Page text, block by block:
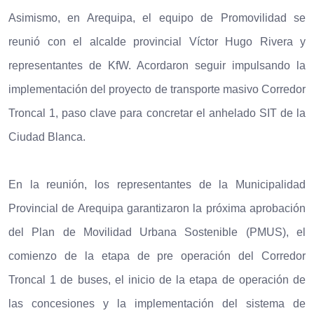
Asimismo, en Arequipa, el equipo de Promovilidad se
reunió con el alcalde provincial Víctor Hugo Rivera y
representantes de KfW. Acordaron seguir impulsando la
implementación del proyecto de transporte masivo Corredor
Troncal 1, paso clave para concretar el anhelado SIT de la
Ciudad Blanca.
En la reunión, los representantes de la Municipalidad
Provincial de Arequipa garantizaron la próxima aprobación
del Plan de Movilidad Urbana Sostenible (PMUS), el
comienzo de la etapa de pre operación del Corredor
Troncal 1 de buses, el inicio de la etapa de operación de
las concesiones y la implementación del sistema de